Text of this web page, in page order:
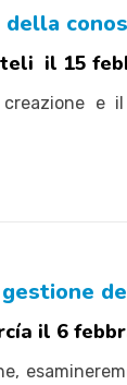
il 15
creazione
il 6